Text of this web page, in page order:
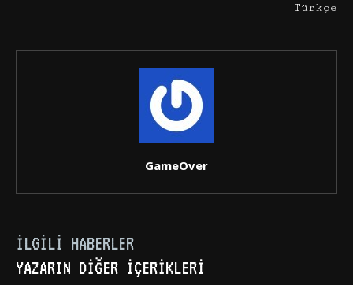
Türkçe
GameOver
İLGILI HABERLER
YAZARIN DIĞER İÇERIKLERI